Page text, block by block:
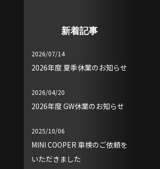
新着記事
2026/07/14
2026年度 夏季休業のお知らせ
2026/04/20
2026年度 GW休業のお知らせ
2025/10/06
MINI COOPER 車検のご依頼を
いただきました